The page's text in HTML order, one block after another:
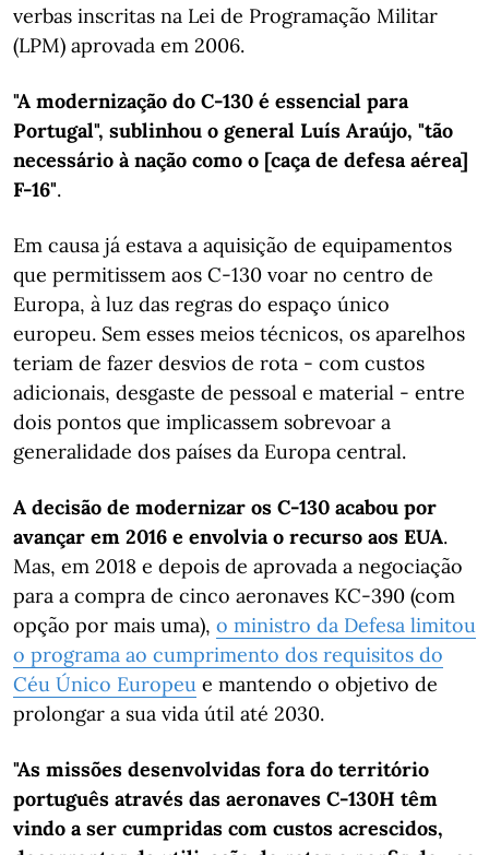
verbas inscritas na Lei de Programação Militar
(LPM) aprovada em 2006.
"A modernização do C-130 é essencial para
Portugal", sublinhou o general Luís Araújo, "tão
necessário à nação como o [caça de defesa aérea]
F-16".
Em causa já estava a aquisição de equipamentos
que permitissem aos C-130 voar no centro de
Europa, à luz das regras do espaço único
europeu. Sem esses meios técnicos, os aparelhos
teriam de fazer desvios de rota - com custos
adicionais, desgaste de pessoal e material - entre
dois pontos que implicassem sobrevoar a
generalidade dos países da Europa central.
A decisão de modernizar os C-130 acabou por
avançar em 2016 e envolvia o recurso aos EUA.
Mas, em 2018 e depois de aprovada a negociação
para a compra de cinco aeronaves KC-390 (com
opção por mais uma), o ministro da Defesa limitou
o programa ao cumprimento dos requisitos do
Céu Único Europeu e mantendo o objetivo de
prolongar a sua vida útil até 2030.
"As missões desenvolvidas fora do território
português através das aeronaves C-130H têm
vindo a ser cumpridas com custos acrescidos,